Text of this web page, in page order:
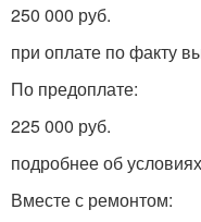
250 000 руб.
при оплате по факту
По предоплате:
225 000 руб.
подробнее об
Вместе с ремонтом: